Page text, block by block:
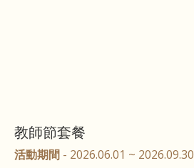
教師節套餐
活動期間 - 2026.06.01 ~ 2026.09.30